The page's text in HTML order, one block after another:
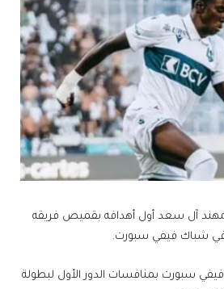
آل سعد​ أول أهدافه بقميص فريقه
في شباك ​فيفي سبورت​.
سبورت بمنافسات الدور الأول لبطولة